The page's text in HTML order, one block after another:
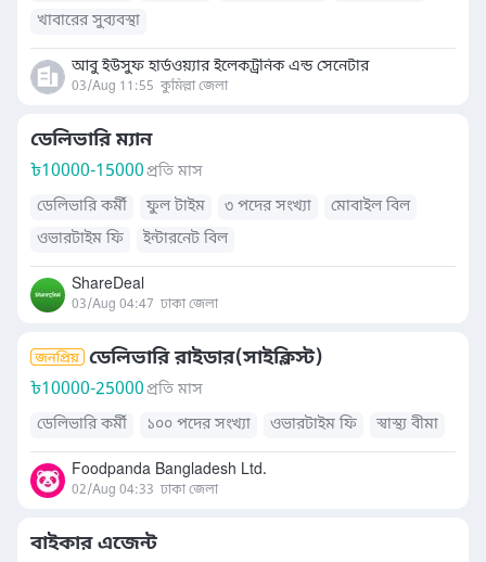
খাবারের সুব্যবস্থা
আবু ইউসুফ হার্ডওয়্যার ইলেকট্রনিক এন্ড সেনেটার
03/Aug 11:55 কুমিল্লা জেলা
ডেলিভারি ম্যান
৳10000-15000প্রতি মাস
ডেলিভারি কর্মী
ফুল টাইম ৩ পদের সংখ্যা
মোবাইল বিল
ওভারটাইম ফি
ইন্টারনেট বিল
ShareDeal
03/Aug 04:47 ঢাকা জেলা
ডেলিভারি রাইডার(সাইক্লিস্ট)
৳10000-25000প্রতি মাস
ডেলিভারি কর্মী
১০০ পদের সংখ্যা ওভারটাইম ফি স্বাস্থ্য বীমা
Foodpanda Bangladesh Ltd.
02/Aug 04:33 ঢাকা জেলা
বাইকার এজেন্ট